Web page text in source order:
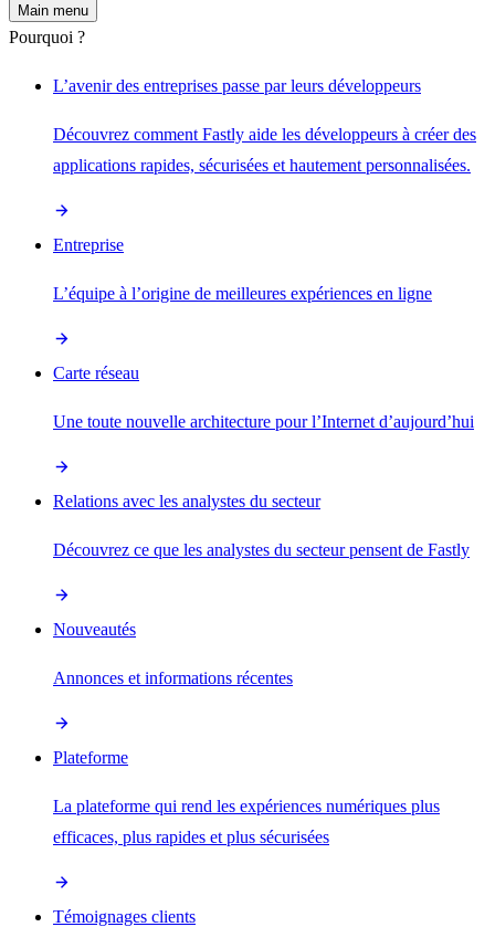
Main menu
Pourquoi ?
L’avenir des entreprises passe par leurs développeurs
Découvrez comment Fastly aide les développeurs à créer des
applications rapides, sécurisées et hautement personnalisées.
Entreprise
L’équipe à l’origine de meilleures expériences en ligne
Carte réseau
Une toute nouvelle architecture pour l’Internet d’aujourd’hui
Relations avec les analystes du secteur
Découvrez ce que les analystes du secteur pensent de Fastly
Nouveautés
Annonces et informations récentes
Plateforme
La plateforme qui rend les expériences numériques plus
efficaces, plus rapides et plus sécurisées
Témoignages clients